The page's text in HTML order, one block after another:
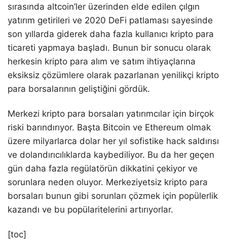
sırasında altcoin’ler üzerinden elde edilen çılgın
yatırım getirileri ve 2020 DeFi patlaması sayesinde
son yıllarda giderek daha fazla kullanıcı kripto para
ticareti yapmaya başladı. Bunun bir sonucu olarak
herkesin kripto para alım ve satım ihtiyaçlarına
eksiksiz çözümlere olarak pazarlanan yenilikçi kripto
para borsalarının geliştiğini gördük.
Merkezi kripto para borsaları yatırımcılar için birçok
riski barındırıyor. Başta Bitcoin ve Ethereum olmak
üzere milyarlarca dolar her yıl sofistike hack saldırısı
ve dolandırıcılıklarda kaybediliyor. Bu da her geçen
gün daha fazla regülatörün dikkatini çekiyor ve
sorunlara neden oluyor. Merkeziyetsiz kripto para
borsaları bunun gibi sorunları çözmek için popülerlik
kazandı ve bu popülaritelerini artırıyorlar.
[toc]